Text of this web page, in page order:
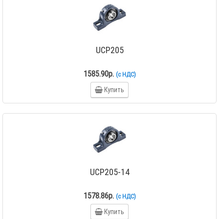
UCP205
1585.90р. (с НДС)
Купить
UCP205-14
1578.86р. (с НДС)
Купить